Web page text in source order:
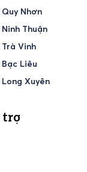
Nhơn
Thuận
Vinh
Liêu
Xuyên
trợ